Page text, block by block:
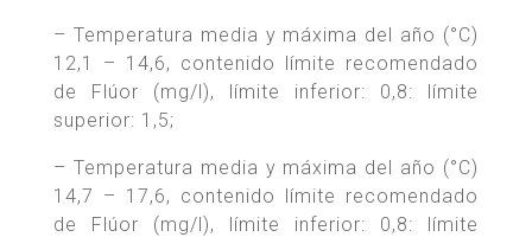
– Temperatura media y máxima del año (°C)
12,1 – 14,6, contenido límite recomendado
de Flúor (mg/l), límite inferior: 0,8: límite
superior: 1,5;
– Temperatura media y máxima del año (°C)
14,7 – 17,6, contenido límite recomendado
de Flúor (mg/l), límite inferior: 0,8: límite